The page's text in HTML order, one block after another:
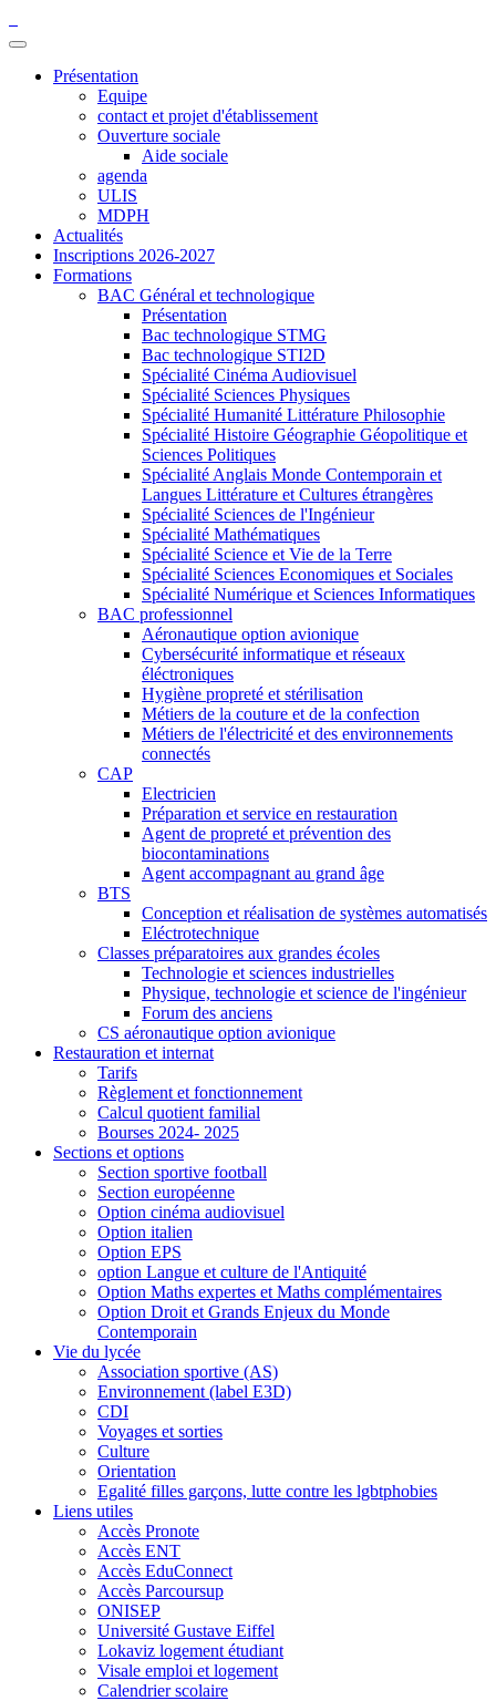
Présentation
Equipe
contact et projet d'établissement
Ouverture sociale
Aide sociale
agenda
ULIS
MDPH
Actualités
Inscriptions 2026-2027
Formations
BAC Général et technologique
Présentation
Bac technologique STMG
Bac technologique STI2D
Spécialité Cinéma Audiovisuel
Spécialité Sciences Physiques
Spécialité Humanité Littérature Philosophie
Spécialité Histoire Géographie Géopolitique et
Sciences Politiques
Spécialité Anglais Monde Contemporain et
Langues Littérature et Cultures étrangères
Spécialité Sciences de l'Ingénieur
Spécialité Mathématiques
Spécialité Science et Vie de la Terre
Spécialité Sciences Economiques et Sociales
Spécialité Numérique et Sciences Informatiques
BAC professionnel
Aéronautique option avionique
Cybersécurité informatique et réseaux
éléctroniques
Hygiène propreté et stérilisation
Métiers de la couture et de la confection
Métiers de l'électricité et des environnements
connectés
CAP
Electricien
Préparation et service en restauration
Agent de propreté et prévention des
biocontaminations
Agent accompagnant au grand âge
BTS
Conception et réalisation de systèmes automatisés
Eléctrotechnique
Classes préparatoires aux grandes écoles
Technologie et sciences industrielles
Physique, technologie et science de l'ingénieur
Forum des anciens
CS aéronautique option avionique
Restauration et internat
Tarifs
Règlement et fonctionnement
Calcul quotient familial
Bourses 2024- 2025
Sections et options
Section sportive football
Section européenne
Option cinéma audiovisuel
Option italien
Option EPS
option Langue et culture de l'Antiquité
Option Maths expertes et Maths complémentaires
Option Droit et Grands Enjeux du Monde
Contemporain
Vie du lycée
Association sportive (AS)
Environnement (label E3D)
CDI
Voyages et sorties
Culture
Orientation
Egalité filles garçons, lutte contre les lgbtphobies
Liens utiles
Accès Pronote
Accès ENT
Accès EduConnect
Accès Parcoursup
ONISEP
Université Gustave Eiffel
Lokaviz logement étudiant
Visale emploi et logement
Calendrier scolaire